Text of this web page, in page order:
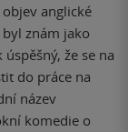
objev anglické
znám jako
že se na
do práce na
název
komedie o